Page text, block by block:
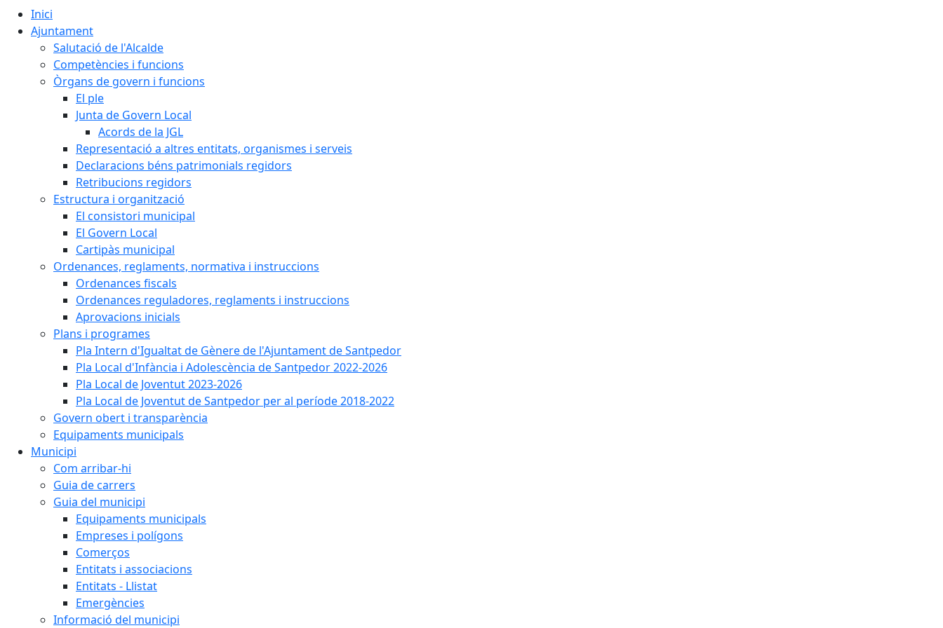
Inici
Ajuntament
Salutació de l'Alcalde
Competències i funcions
Òrgans de govern i funcions
El ple
Junta de Govern Local
Acords de la JGL
Representació a altres entitats, organismes i serveis
Declaracions béns patrimonials regidors
Retribucions regidors
Estructura i organització
El consistori municipal
El Govern Local
Cartipàs municipal
Ordenances, reglaments, normativa i instruccions
Ordenances fiscals
Ordenances reguladores, reglaments i instruccions
Aprovacions inicials
Plans i programes
Pla Intern d'Igualtat de Gènere de l'Ajuntament de Santpedor
Pla Local d'Infància i Adolescència de Santpedor 2022-2026
Pla Local de Joventut 2023-2026
Pla Local de Joventut de Santpedor per al període 2018-2022
Govern obert i transparència
Equipaments municipals
Municipi
Com arribar-hi
Guia de carrers
Guia del municipi
Equipaments municipals
Empreses i polígons
Comerços
Entitats i associacions
Entitats - Llistat
Emergències
Informació del municipi